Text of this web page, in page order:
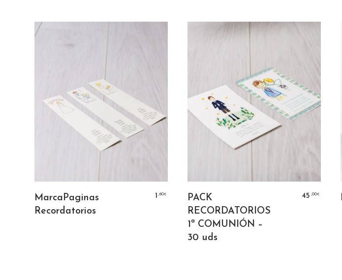
SELECCIONAR OPCIONES
MarcaPaginas
Recordatorios
1 ,60€
PACK
RECORDATORIOS
1ª COMUNIÓN –
30 uds
45 ,00€